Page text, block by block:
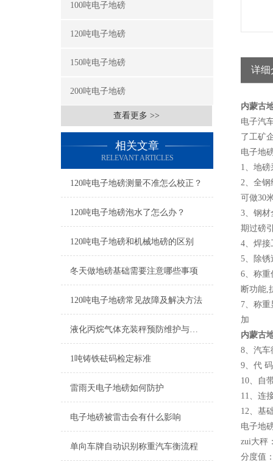
100吨电子地磅
120吨电子地磅
150吨电子地磅
200吨电子地磅
查看更多 >>
相关文章
RELEVANT ARTICLES
120吨电子地磅测量不准怎么校正？
120吨电子地磅泡水了怎么办？
120吨电子地磅和机械地磅的区别
冬天做地磅基础需要注意哪些事项
120吨电子地磅常见故障及解决方法
液化丙烷气体充装秤预防维护与校准
1吨铸铁砝码检定标准
雷雨天电子地磅如何防护
电子地磅被雷击会有什么影响
单向车牌自动识别称重汽车衡流程
详细
内蒙古
电子汽
了工矿
电子地
1、地
2、全钢
可做30
3、钢材
期过磅
4、焊
5、除锈
6、称
断功能,
7、称
加
内蒙古
8、汽车
9、代
10、自
11、连
12、基
电子地
zui大秤
分度值